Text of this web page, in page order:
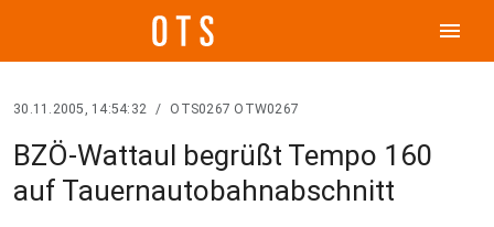
menu
30.11.2005, 14:54:32 / OTS0267 OTW0267
BZÖ-Wattaul begrüßt Tempo 160
auf Tauernautobahnabschnitt